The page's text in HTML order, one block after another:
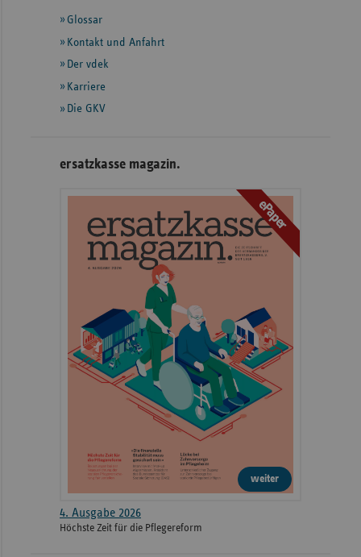
weiteren
Informationen
Glossar
Kontakt und Anfahrt
Der vdek
Karriere
Die GKV
ersatzkasse magazin.
ePaper
weiter
4. Ausgabe 2026
Höchste Zeit für die Pflegereform